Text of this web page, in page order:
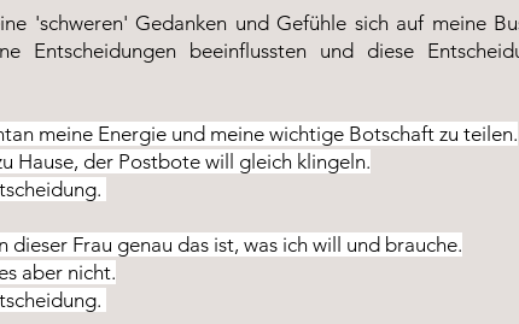
'schweren' Gedanken und Gefühle sich auf meine
Entscheidungen beeinflussten und diese
meine Energie und meine wichtige Botschaft zu teilen.
Hause, der Postbote will gleich klingeln.
Frau genau das ist, was ich will und brauche.
aber nicht.